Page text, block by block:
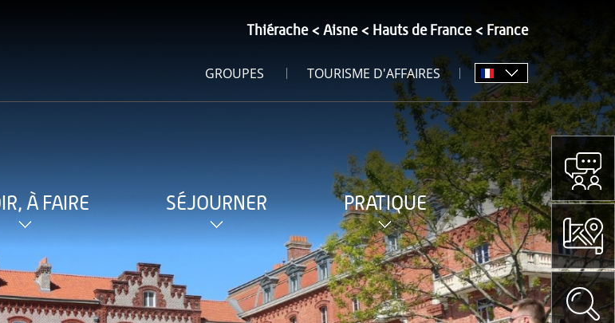
Thiérache Aisne Hauts de France France
GROUPES TOURISME D'AFFAIRES
À FAIRE SÉJOURNER PRATIQUE